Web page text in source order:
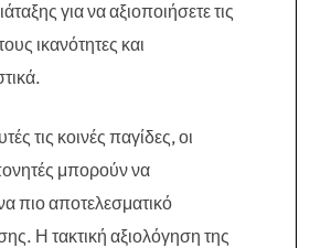
για να αξιοποιήσετε τις
ικανότητες και
τις κοινές παγίδες, οι
μπορούν να
πιο αποτελεσματικό
Η τακτική αξιολόγηση της